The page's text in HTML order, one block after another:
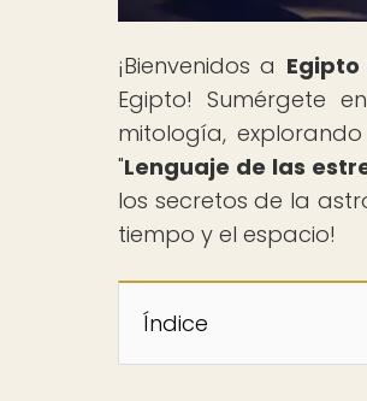
¡Bienvenidos a
Egipto! Sumérgete
mitología,
"Lenguaje de las
los secretos de la
tiempo y el espacio!
Índice